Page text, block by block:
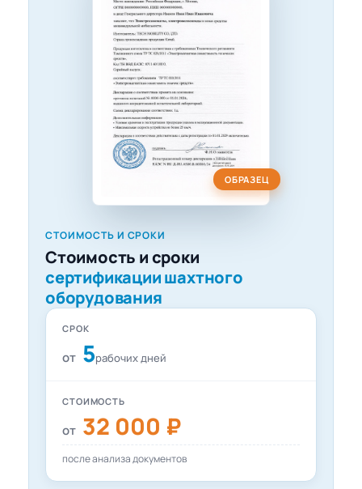
СТОИМОСТЬ И СРОКИ
Стоимость и сроки
сертификации шахтного
оборудования
СРОК
от 5рабочих дней
СТОИМОСТЬ
от 32 000 ₽
после анализа документов
ОБРАЗЕЦ